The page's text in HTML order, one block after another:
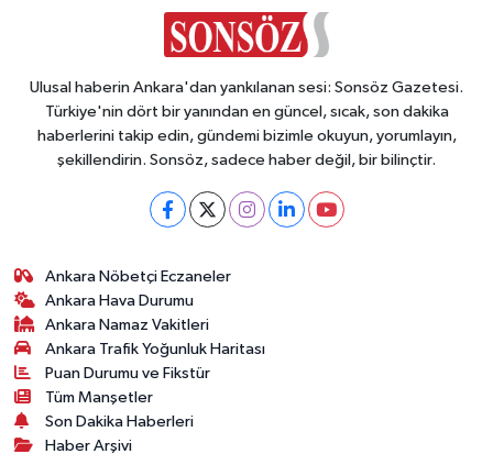
Ulusal haberin Ankara'dan yankılanan sesi: Sonsöz Gazetesi.
Türkiye'nin dört bir yanından en güncel, sıcak, son dakika
haberlerini takip edin, gündemi bizimle okuyun, yorumlayın,
şekillendirin. Sonsöz, sadece haber değil, bir bilinçtir.
Ankara Nöbetçi Eczaneler
Ankara Hava Durumu
Ankara Namaz Vakitleri
Ankara Trafik Yoğunluk Haritası
Puan Durumu ve Fikstür
Tüm Manşetler
Son Dakika Haberleri
Haber Arşivi